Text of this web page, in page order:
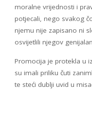
moralne vrijednosti i
potjecali, nego svakog
njemu nije zapisano ni
osvijetlili njegov
Promocija je protekla u
su imali priliku čuti
te steći dublji uvid u